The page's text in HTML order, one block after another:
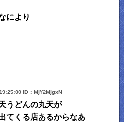
により
ID：MjY2MjgxN
うどんの丸天が
てくる店あるからなあ